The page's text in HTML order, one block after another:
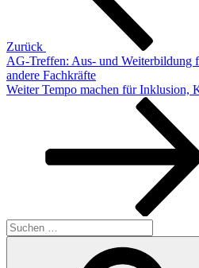
Zurück
AG-Treffen: Aus- und Weiterbildung
andere Fachkräfte
Nächster
Weiter Tempo machen für Inklusion,
Suche
nach: